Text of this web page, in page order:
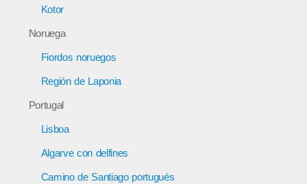
Kotor
Noruega
Fiordos noruegos
Región de Laponia
Portugal
Lisboa
Algarve con delfines
Camino de Santiago portugués